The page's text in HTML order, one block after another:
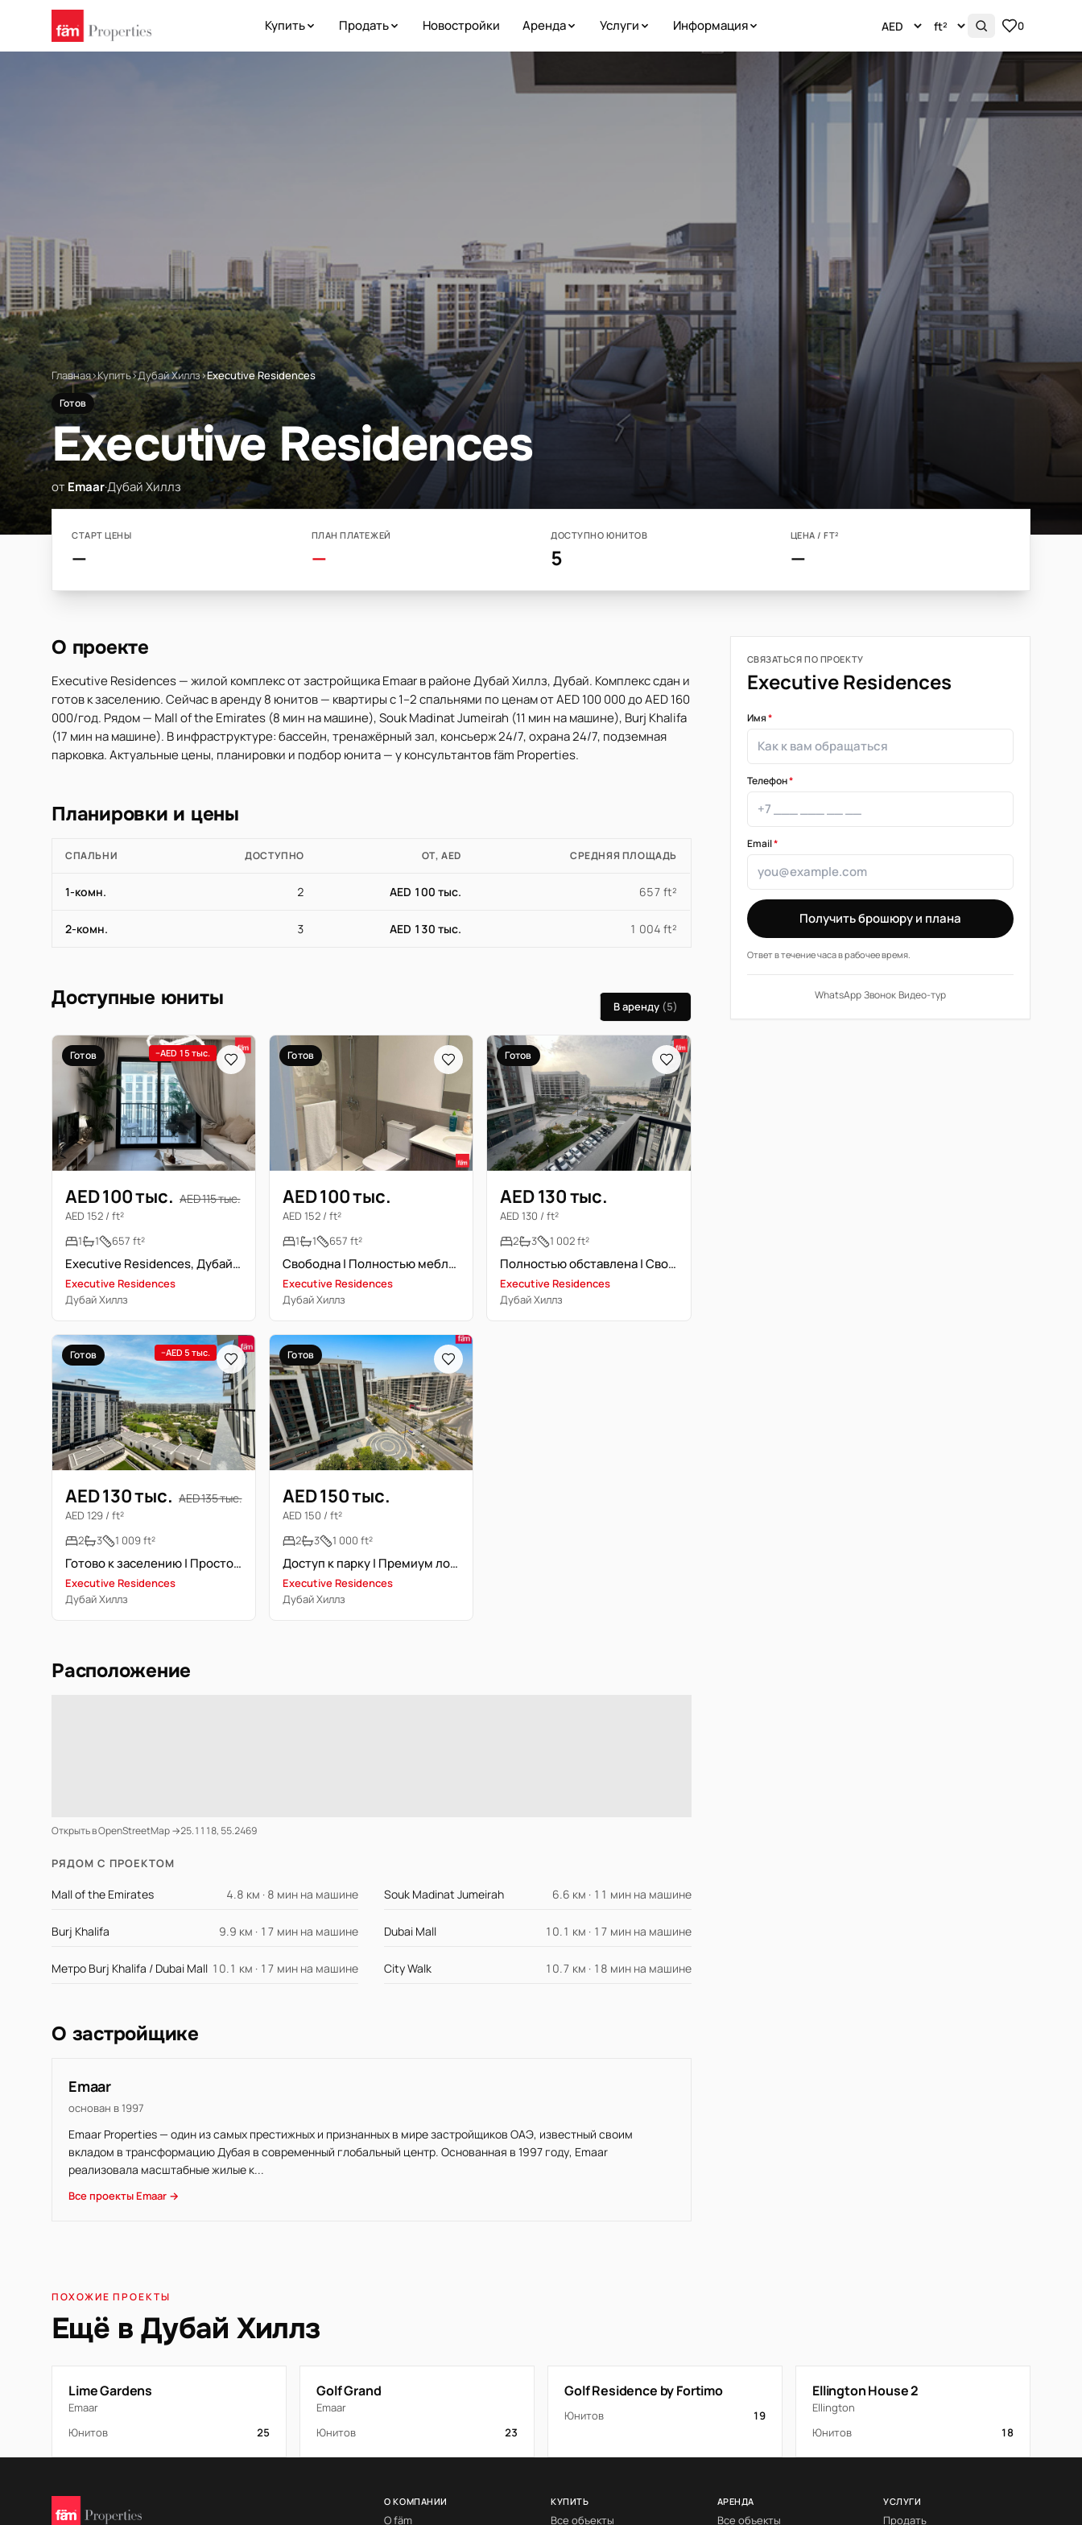
Купить Продать Новостройки Аренда Услуги Информация 0
Главная›Купить›Дубай Хиллз›Executive Residences
Готов
Executive Residences
отEmaar·Дубай Хиллз
СТАРТ ЦЕНЫ
—
ПЛАН ПЛАТЕЖЕЙ
—
ДОСТУПНО ЮНИТОВ
5
ЦЕНА / FT²
—
О проекте
Executive Residences — жилой комплекс от застройщика Emaar в районе Дубай Хиллз, Дубай. Комплекс сдан и
готов к заселению. Сейчас в аренду 8 юнитов — квартиры с 1–2 спальнями по ценам от AED 100 000 до AED 160
000/год. Рядом — Mall of the Emirates (8 мин на машине), Souk Madinat Jumeirah (11 мин на машине), Burj Khalifa
(17 мин на машине). В инфраструктуре: бассейн, тренажёрный зал, консьерж 24/7, охрана 24/7, подземная
парковка. Актуальные цены, планировки и подбор юнита — у консультантов fäm Properties.
Планировки и цены
СПАЛЬНИ ДОСТУПНО ОТ, AED СРЕДНЯЯ ПЛОЩАДЬ
1-комн. 2 AED 100 тыс. 657 ft²
2-комн. 3 AED 130 тыс. 1 004 ft²
Доступные юниты В аренду (5)
Готов −AED 15 тыс.
AED 100 тыс. AED 115 тыс.
AED 152 / ft²
1
1 657 ft²
Executive Residences, Дубай Хиллс Эстейт, Дубай
Executive Residences
Дубай Хиллз
Готов
AED 100 тыс.
AED 152 / ft²
1
1 657 ft²
Свободна | Полностью меблирована | Просторная планировка
Executive Residences
Дубай Хиллз
Готов
AED 130 тыс.
AED 130 / ft²
2
3 1 002 ft²
Полностью обставлена | Свободна | Рассрочка
Executive Residences
Дубай Хиллз
Готов −AED 5 тыс.
AED 130 тыс. AED 135 тыс.
AED 129 / ft²
2
3 1 009 ft²
Готово к заселению | Просторная планировка | Вид на парк
Executive Residences
Дубай Хиллз
Готов
AED 150 тыс.
AED 150 / ft²
2
3 1 000 ft²
Доступ к парку | Премиум локация | Вид на комьюнити
Executive Residences
Дубай Хиллз
Расположение
Открыть в OpenStreetMap →25.1118, 55.2469
РЯДОМ С ПРОЕКТОМ
Mall of the Emirates 4.8 км · 8 мин на машине Souk Madinat Jumeirah 6.6 км · 11 мин на машине
Burj Khalifa 9.9 км · 17 мин на машине Dubai Mall 10.1 км · 17 мин на машине
Метро Burj Khalifa / Dubai Mall 10.1 км · 17 мин на машине City Walk 10.7 км · 18 мин на машине
О застройщике
Emaar
основан в 1997
Emaar Properties — один из самых престижных и признанных в мире застройщиков ОАЭ, известный своим
вкладом в трансформацию Дубая в современный глобальный центр. Основанная в 1997 году, Emaar
реализовала масштабные жилые к...
Все проекты Emaar →
СВЯЗАТЬСЯ ПО ПРОЕКТУ
Executive Residences
Имя*
Телефон*
Email*
Получить брошюру и плана
Ответ в течение часа в рабочее время.
WhatsApp·Звонок·Видео-тур
ПОХОЖИЕ ПРОЕКТЫ
Ещё в Дубай Хиллз
Lime Gardens
Emaar
Юнитов
25
Golf Grand
Emaar
Юнитов
23
Golf Residence by Fortimo
Юнитов 19
Ellington House 2
Ellington
Юнитов
18
О КОМПАНИИ
О fäm
КУПИТЬ
Все объекты
АРЕНДА
Все объекты
УСЛУГИ
Продать